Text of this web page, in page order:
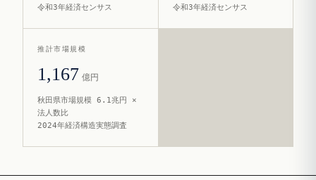
令和3年経済センサス 令和3年経済センサス
推計市場規模
1,167 億円
秋田県市場規模 6.1兆円 ×
法人数比
2024年経済構造実態調査